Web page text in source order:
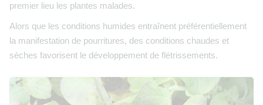
premier lieu les plantes malades.
Alors que les conditions humides entraînent préférentiellement
la manifestation de pourritures, des conditions chaudes et
sèches favorisent le développement de flétrissements.